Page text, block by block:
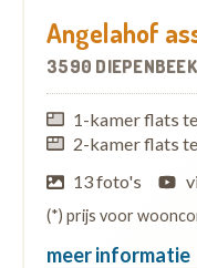
Angelahof
3590 DIEPENBEEK
1-kamer flats
2-kamer flats
13 foto's
(*) prijs voor
meer informatie